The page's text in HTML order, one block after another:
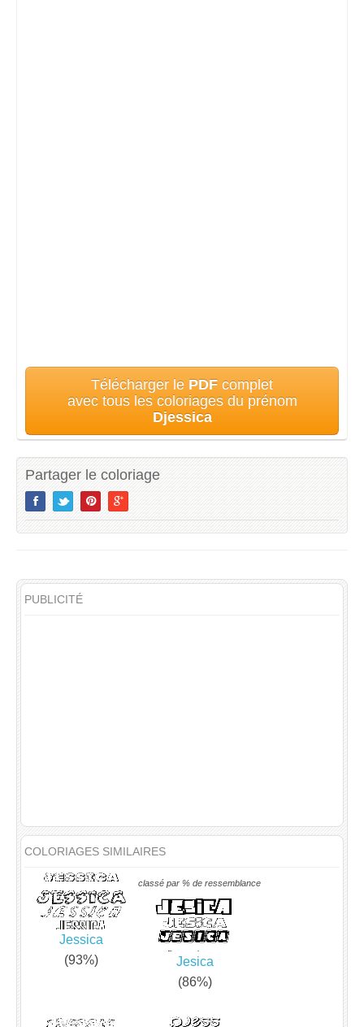
Télécharger le PDF complet
avec tous les coloriages du prénom
Djessica
Partager le coloriage
PUBLICITÉ
COLORIAGES SIMILAIRES
classé par % de ressemblance
Jessica
(93%)
Jesica
(86%)